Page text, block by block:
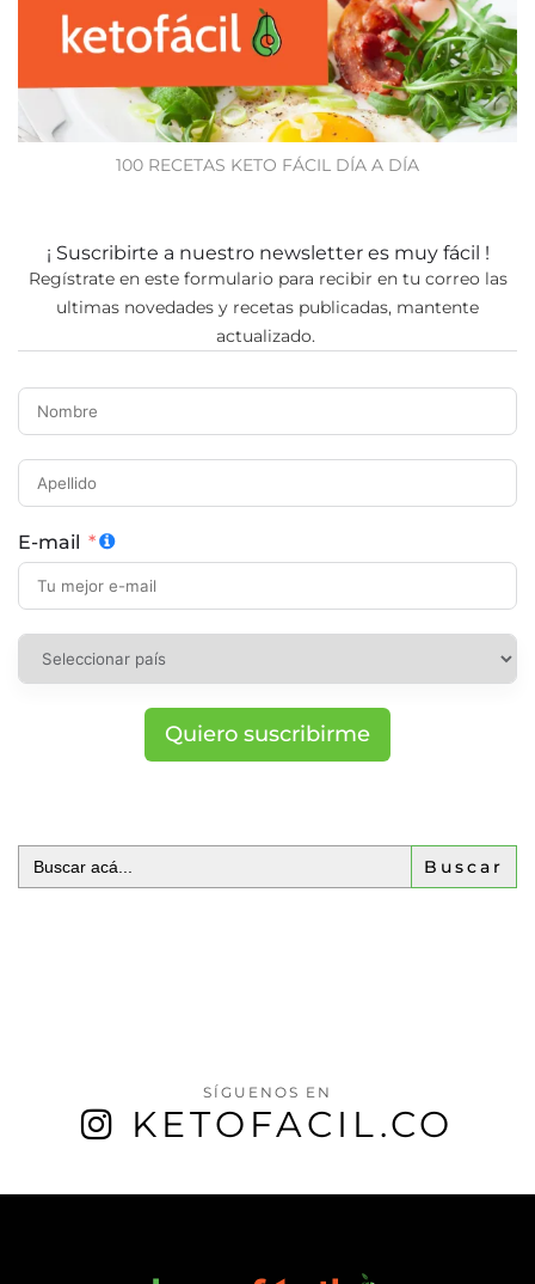
100 RECETAS KETO FÁCIL DÍA A DÍA
¡ Suscribirte a nuestro newsletter es muy fácil !
Regístrate en este formulario para recibir en tu correo las
ultimas novedades y recetas publicadas, mantente
actualizado.
E-mail
Quiero suscribirme
Buscar:
SÍGUENOS EN
KETOFACIL.CO